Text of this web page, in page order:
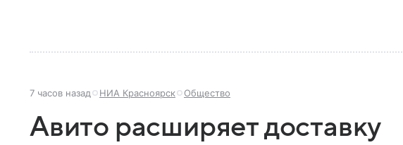
7 часов назад НИА Красноярск Общество
Авито расширяет доставку